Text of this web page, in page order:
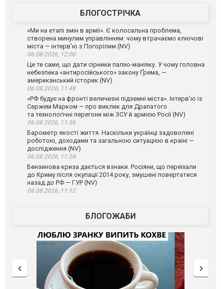
БЛОГОСТРІЧКА
«Ми на етапі змін в армії». Є колосальна проблема,
створена минулим управлінням: чому втрачаємо ключові
міста — інтерв'ю з Погорілим (NV)
06.08.2026, 12:00
Це те саме, що дати сірники палію-маніяку. У чому головна
небезпека «антиросійського» закону Ґрема, —
американський історик (NV)
06.08.2026, 11:48
«РФ будує на фронті величезні підземні міста». Інтерв'ю із
Сержем Марком — про виклик для Драпатого
та технологічні перегони між ЗСУ й армією Росії (NV)
06.08.2026, 11:36
Барометр якості життя. Наскільки українці задоволені
роботою, доходами та загальною ситуацією в країні —
дослідження (NV)
06.08.2026, 11:24
Бензинова криза дається взнаки. Росіяни, що переїхали
до Криму після окупації 2014 року, змушені повертатися
назад до РФ — ГУР (NV)
06.08.2026, 11:12
БЛОГОЖАБИ